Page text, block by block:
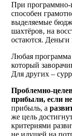
При программно-
способен
выделяемые
шахтёров, на
остаются. Деньги
Любая программа
который
Для других –
Проблемно-
прибыли, если
прибыль, а
же цель
критериями
не идущей на